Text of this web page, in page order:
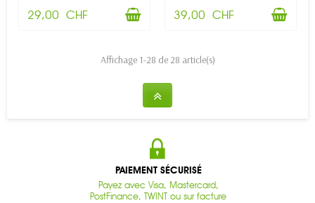
29,00 CHF 39,00 CHF
Affichage 1-28 de 28 article(s)
PAIEMENT SÉCURISÉ
Payez avec Visa, Mastercard,
PostFinance, TWINT ou sur facture